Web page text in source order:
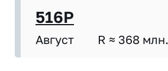
516P
Август R ≈ 368